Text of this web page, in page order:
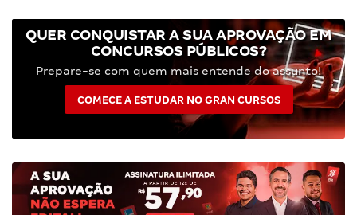
QUER CONQUISTAR A SUA APROVAÇÃO EM
CONCURSOS PÚBLICOS?
Prepare-se com quem mais entende do assunto!
COMECE A ESTUDAR NO GRAN CURSOS